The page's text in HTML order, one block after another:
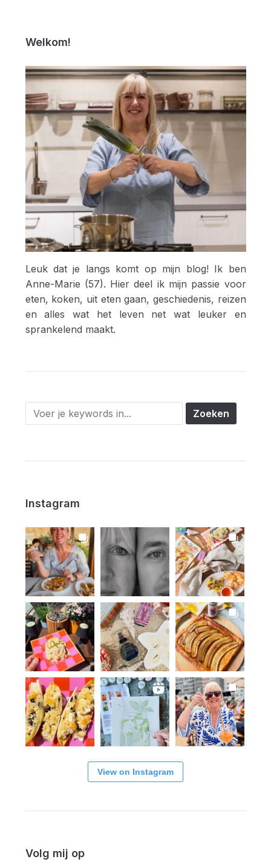
Welkom!
Leuk dat je langs komt op mijn blog! Ik ben
Anne-Marie (57). Hier deel ik mijn passie voor
eten, koken, uit eten gaan, geschiedenis, reizen
en alles wat het leven net wat leuker en
sprankelend maakt.
Instagram
View on Instagram
Volg mij op